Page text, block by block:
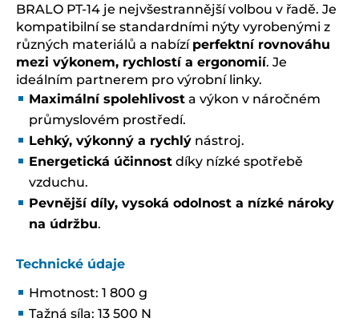
BRALO PT-14 je nejvšestrannější volbou v řadě. Je
kompatibilní se standardními nýty vyrobenými z
různých materiálů a nabízí perfektní rovnováhu
mezi výkonem, rychlostí a ergonomií. Je
ideálním partnerem pro výrobní linky.
Maximální spolehlivost a výkon v náročném
průmyslovém prostředí.
Lehký, výkonný a rychlý nástroj.
Energetická účinnost díky nízké spotřebě
vzduchu.
Pevnější díly, vysoká odolnost a nízké nároky
na údržbu.
Technické údaje
Hmotnost: 1 800 g
Tažná síla: 13 500 N